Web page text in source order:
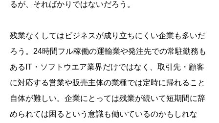
るが、そればかりではないだろう。
残業なくしてはビジネスが成り立ちにくい企業も多いだ
ろう。24時間フル稼働の運輸業や発注先での常駐勤務も
あるIT・ソフトウエア業界だけではなく、取引先・顧客
に対応する営業や販売主体の業種では定時に帰れること
自体が難しい。企業にとっては残業が続いて短期間に辞
められては困るという意識も働いているのかもしれな